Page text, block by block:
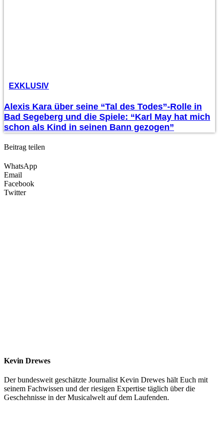
EXKLUSIV
Alexis Kara über seine “Tal des Todes”-Rolle in
Bad Segeberg und die Spiele: “Karl May hat mich
schon als Kind in seinen Bann gezogen”
Beitrag teilen
WhatsApp
Email
Facebook
Twitter
Kevin Drewes
Der bundesweit geschätzte Journalist Kevin Drewes hält Euch mit
seinem Fachwissen und der riesigen Expertise täglich über die
Geschehnisse in der Musicalwelt auf dem Laufenden.